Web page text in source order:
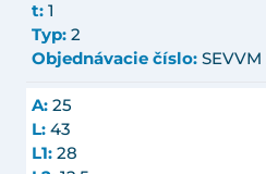
t: 1
Typ: 2
Objednávacie číslo: SEVVM
A: 25
L: 43
L1: 28